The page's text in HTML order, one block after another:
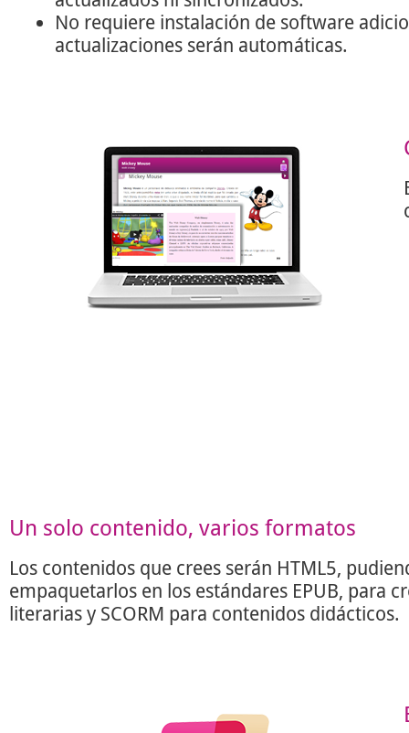
No requiere instalación de software
actualizaciones serán automáticas.
Un solo contenido, varios formatos
Los contenidos que crees serán HTML5,
empaquetarlos en los estándares EPUB, para
literarias y SCORM para contenidos didácticos.